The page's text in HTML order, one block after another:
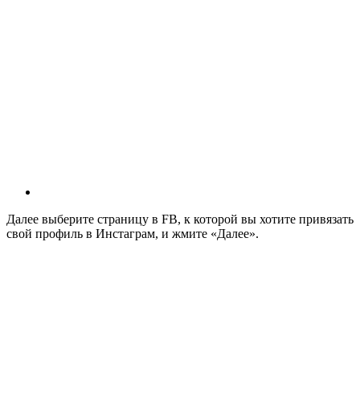
Далее выберите страницу в FB, к которой вы хотите привязать
свой профиль в Инстаграм, и жмите «Далее».